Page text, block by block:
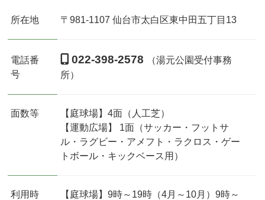
所在地 〒981-1107 仙台市太白区東中田五丁目13
電話番
号
022-398-2578
（湯元公園受付事務
所）
面数等
【庭球場】4面（人工芝）
【運動広場】 1面（サッカー・フットサ
ル・ラグビー・アメフト・ラクロス・ゲー
トボール・キックベース用）
利用時
【庭球場】9時～19時（4月～10月）9時～